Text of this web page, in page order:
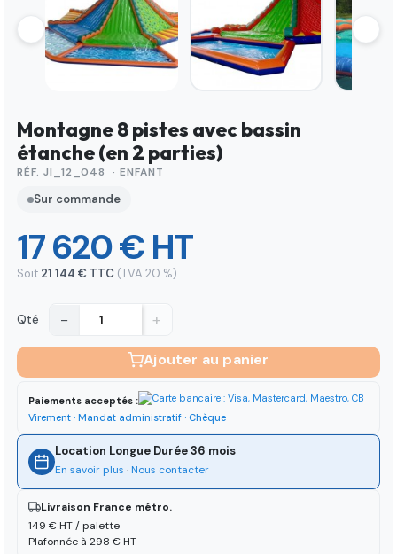
Montagne 8 pistes avec bassin
étanche (en 2 parties)
RÉF. JI_12_048 · ENFANT
Sur commande
17 620 € HT
Soit 21 144 € TTC (TVA 20 %)
Qté − +
Ajouter au panier
Paiements acceptés :
Virement · Mandat administratif · Chèque
Location Longue Durée 36 mois
En savoir plus · Nous contacter
Livraison France métro.
149 € HT / palette
Plafonnée à 298 € HT